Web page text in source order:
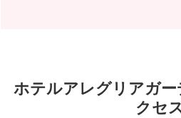
ホテルアレグリアガ
クセ